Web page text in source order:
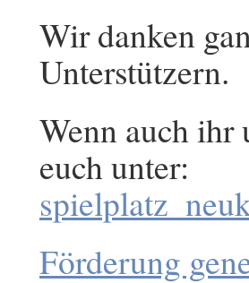
Wir danken
Unterstützern.
Wenn auch ihr
euch unter:
Förderung